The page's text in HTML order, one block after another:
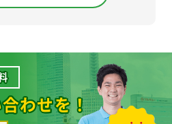
わせを！